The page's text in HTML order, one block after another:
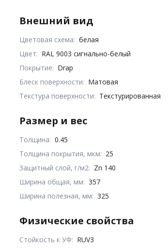
Внешний вид
Цветовая схема: белая
Цвет: RAL 9003 сигнально-белый
Покрытие: Drap
Блеск поверхности: Матовая
Текстура поверхности: Текстурированная
Размер и вес
Толщина: 0.45
Толщина покрытия, мкм: 25
Защитный слой, г/м2: Zn 140
Ширина общая, мм: 357
Ширина полезная, мм: 325
Физические свойства
Стойкость к УФ: RUV3